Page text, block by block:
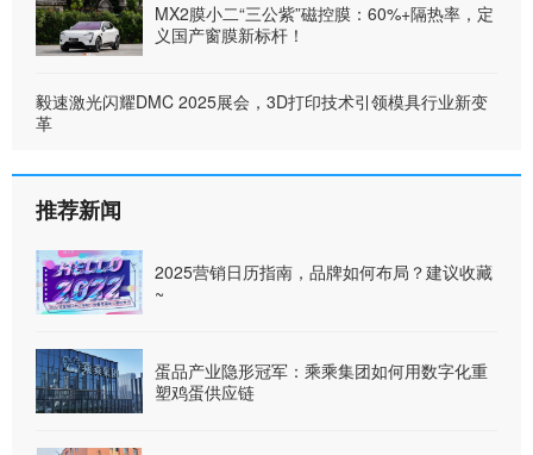
MX2膜小二“三公紫”磁控膜：60%+隔热率，定
义国产窗膜新标杆！
毅速激光闪耀DMC 2025展会，3D打印技术引领模具行业新变
革
推荐新闻
2025营销日历指南，品牌如何布局？建议收藏
~
蛋品产业隐形冠军：乘乘集团如何用数字化重
塑鸡蛋供应链